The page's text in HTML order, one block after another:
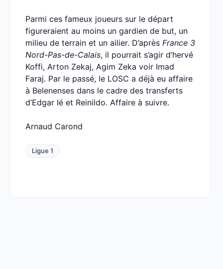
Parmi ces fameux joueurs sur le départ
figureraient au moins un gardien de but, un
milieu de terrain et un ailier. D’après France 3
Nord-Pas-de-Calais, il pourrait s’agir d’hervé
Koffi, Arton Zekaj, Agim Zeka voir Imad
Faraj. Par le passé, le LOSC a déjà eu affaire
à Belenenses dans le cadre des transferts
d’Edgar Ié et Reinildo. Affaire à suivre.
Arnaud Carond
Ligue 1